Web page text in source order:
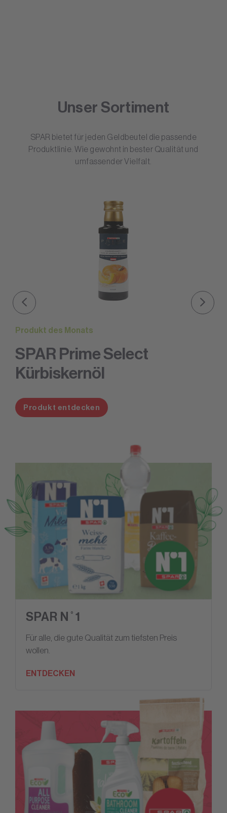
Unser Sortiment
SPAR bietet für jeden Geldbeutel die passende
Produktlinie. Wie gewohnt in bester Qualität und
umfassender Vielfalt.
Produkt des Monats
SPAR Prime Select
Kürbiskernöl
Produkt entdecken
SPAR N˚1
Für alle, die gute Qualität zum tiefsten Preis
wollen.
ENTDECKEN